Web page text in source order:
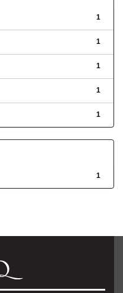
1
1
1
1
1
1